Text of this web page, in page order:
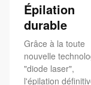
Épilation
durable
Grâce à la toute
nouvelle
"diode laser",
l'épilation